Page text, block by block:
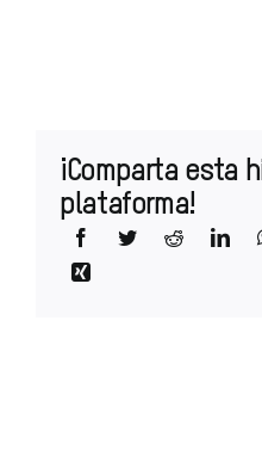
¡Comparta esta
plataforma!